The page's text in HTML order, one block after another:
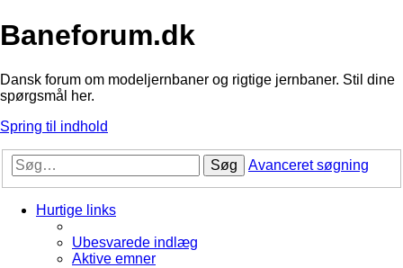
Baneforum.dk
Dansk forum om modeljernbaner og rigtige jernbaner. Stil dine
spørgsmål her.
Spring til indhold
Søg Avanceret søgning
Hurtige links
Ubesvarede indlæg
Aktive emner